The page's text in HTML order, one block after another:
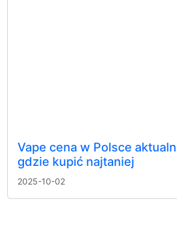
Vape cena w Polsce
gdzie kupić najtaniej
2025-10-02